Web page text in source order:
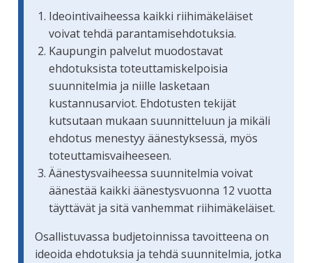
Ideointivaiheessa kaikki riihimäkeläiset
voivat tehdä parantamisehdotuksia.
Kaupungin palvelut muodostavat
ehdotuksista toteuttamiskelpoisia
suunnitelmia ja niille lasketaan
kustannusarviot. Ehdotusten tekijät
kutsutaan mukaan suunnitteluun ja mikäli
ehdotus menestyy äänestyksessä, myös
toteuttamisvaiheeseen.
Äänestysvaiheessa suunnitelmia voivat
äänestää kaikki äänestysvuonna 12 vuotta
täyttävät ja sitä vanhemmat riihimäkeläiset.
Osallistuvassa budjetoinnissa tavoitteena on
ideoida ehdotuksia ja tehdä suunnitelmia, jotka